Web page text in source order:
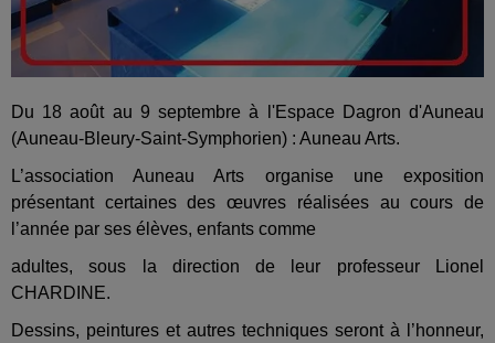
Du 18 août au 9 septembre à l'Espace Dagron d'Auneau
(Auneau-Bleury-Saint-Symphorien) : Auneau Arts.
L’association Auneau Arts organise une exposition
présentant certaines des œuvres réalisées au cours de
l’année par ses élèves, enfants comme
adultes, sous la direction de leur professeur Lionel
CHARDINE.
Dessins, peintures et autres techniques seront à l’honneur,